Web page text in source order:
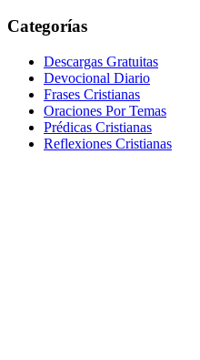
Categorías
Descargas Gratuitas
Devocional Diario
Frases Cristianas
Oraciones Por Temas
Prédicas Cristianas
Reflexiones Cristianas